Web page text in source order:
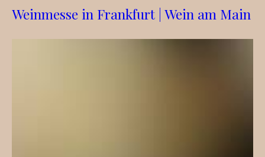
Weinmesse in Frankfurt | Wein am Main